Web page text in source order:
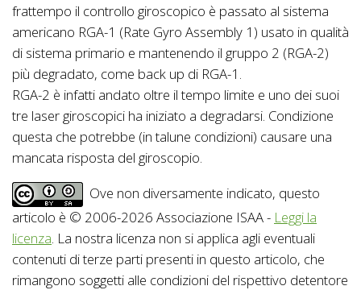
frattempo il controllo giroscopico è passato al sistema
americano RGA-1 (Rate Gyro Assembly 1) usato in qualità
di sistema primario e mantenendo il gruppo 2 (RGA-2)
più degradato, come back up di RGA-1.
RGA-2 è infatti andato oltre il tempo limite e uno dei suoi
tre laser giroscopici ha iniziato a degradarsi. Condizione
questa che potrebbe (in talune condizioni) causare una
mancata risposta del giroscopio.
Ove non diversamente indicato, questo
articolo è © 2006-2026 Associazione ISAA - Leggi la
licenza. La nostra licenza non si applica agli eventuali
contenuti di terze parti presenti in questo articolo, che
rimangono soggetti alle condizioni del rispettivo detentore